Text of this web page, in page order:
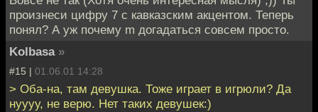
произнеси цифру 7 с кавказским акцентом. Теперь
понял? А уж почему m догадаться совсем просто.
Kolbasa »
#15 | 01.06.01 14:28
> Оба-на, там девушка. Тоже играет в игрюли? Да
нуууу, не верю. Нет таких девушек:)